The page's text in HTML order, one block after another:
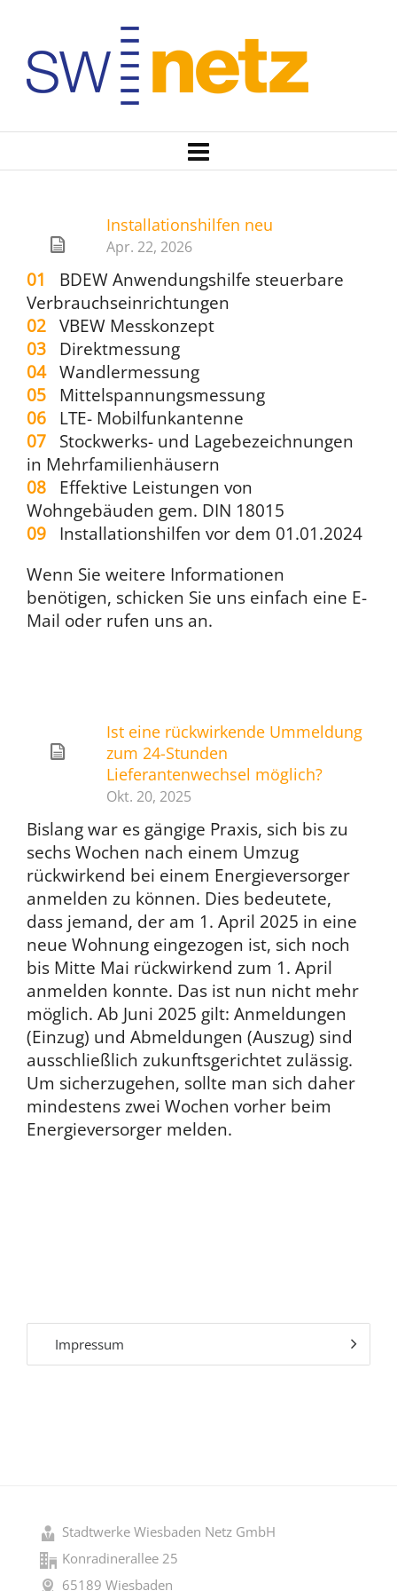
Installationshilfen neu
Apr. 22, 2026
01
BDEW Anwendungshilfe steuerbare
Verbrauchseinrichtungen
02 VBEW Messkonzept
03 Direktmessung
04Wandlermessung
05 Mittelspannungsmessung
06
LTE- Mobilfunkantenne
07 Stockwerks- und Lagebezeichnungen
in Mehrfamilienhäusern
08 Effektive Leistungen von
Wohngebäuden gem. DIN 18015
09 Installationshilfen vor dem 01.01.2024
Wenn Sie weitere Informationen
benötigen, schicken Sie uns einfach eine E-
Mail oder rufen uns an.
Ist eine rückwirkende Ummeldung
zum 24-Stunden
Lieferantenwechsel möglich?
Okt. 20, 2025
Bislang war es gängige Praxis, sich bis zu
sechs Wochen nach einem Umzug
rückwirkend bei einem Energieversorger
anmelden zu können. Dies bedeutete,
dass jemand, der am 1. April 2025 in eine
neue Wohnung eingezogen ist, sich noch
bis Mitte Mai rückwirkend zum 1. April
anmelden konnte. Das ist nun nicht mehr
möglich. Ab Juni 2025 gilt: Anmeldungen
(Einzug) und Abmeldungen (Auszug) sind
ausschließlich zukunftsgerichtet zulässig.
Um sicherzugehen, sollte man sich daher
mindestens zwei Wochen vorher beim
Energieversorger melden.
Impressum
Stadtwerke Wiesbaden Netz GmbH
Konradinerallee 25
65189 Wiesbaden